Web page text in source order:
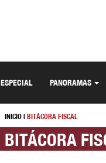
ESPECIAL PANORAMAS
INICIO| BITÁCORA FISCAL
BITÁCORA